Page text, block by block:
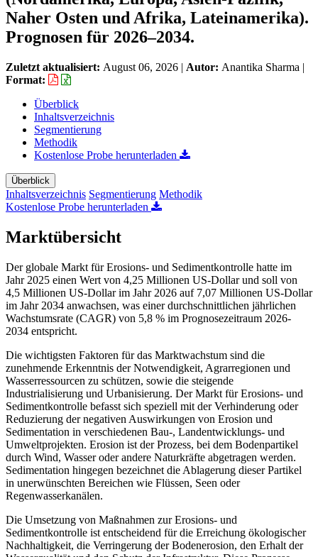
Naher Osten und Afrika, Lateinamerika).
Prognosen für 2026–2034.
Zuletzt aktualisiert: August 06, 2026 | Autor: Anantika Sharma |
Format:
Überblick
Inhaltsverzeichnis
Segmentierung
Methodik
Kostenlose Probe herunterladen
Überblick
Inhaltsverzeichnis Segmentierung Methodik
Kostenlose Probe herunterladen
Marktübersicht
Der globale Markt für Erosions- und Sedimentkontrolle hatte im
Jahr 2025 einen Wert von 4,25 Millionen US-Dollar und soll von
4,5 Millionen US-Dollar im Jahr 2026 auf 7,07 Millionen US-Dollar
im Jahr 2034 anwachsen, was einer durchschnittlichen jährlichen
Wachstumsrate (CAGR) von 5,8 % im Prognosezeitraum 2026-
2034 entspricht.
Die wichtigsten Faktoren für das Marktwachstum sind die
zunehmende Erkenntnis der Notwendigkeit, Agrarregionen und
Wasserressourcen zu schützen, sowie die steigende
Industrialisierung und Urbanisierung. Der Markt für Erosions- und
Sedimentkontrolle befasst sich speziell mit der Verhinderung oder
Reduzierung der negativen Auswirkungen von Erosion und
Sedimentation in verschiedenen Bau-, Landentwicklungs- und
Umweltprojekten. Erosion ist der Prozess, bei dem Bodenpartikel
durch Wind, Wasser oder andere Naturkräfte abgetragen werden.
Sedimentation hingegen bezeichnet die Ablagerung dieser Partikel
in unerwünschten Bereichen wie Flüssen, Seen oder
Regenwasserkanälen.
Die Umsetzung von Maßnahmen zur Erosions- und
Sedimentkontrolle ist entscheidend für die Erreichung ökologischer
Nachhaltigkeit, die Verringerung der Bodenerosion, den Erhalt der